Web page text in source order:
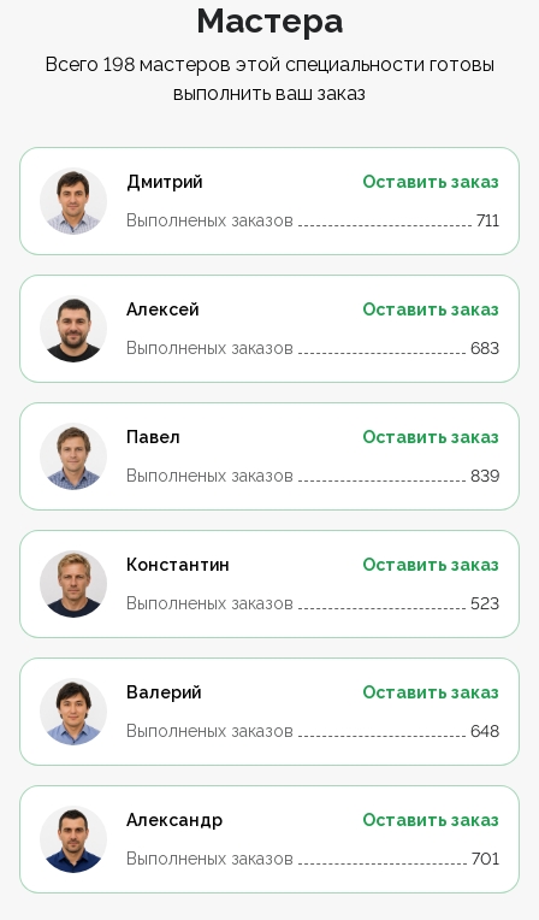
Мастера
Всего 198 мастеров этой специальности готовы
выполнить ваш заказ
Дмитрий
Оставить заказ
Выполненых заказов
711
Алексей
Оставить заказ
Выполненых заказов
683
Павел
Оставить заказ
Выполненых заказов
839
Константин
Оставить заказ
Выполненых заказов
523
Валерий
Оставить заказ
Выполненых заказов
648
Александр
Оставить заказ
Выполненых заказов
701